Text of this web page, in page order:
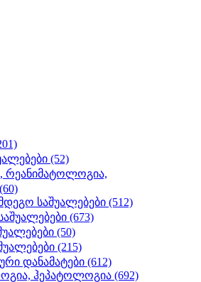
(52)
რეანიმატოლოგია,
(60)
საშუალებები (512)
(673)
(50)
(215)
დანამატები (612)
ჰეპატოლოგია (692)